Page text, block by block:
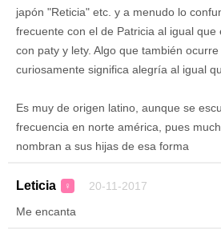
japón "Reticia" etc. y a menudo lo
frecuente con el de Patricia al igual que
con paty y lety. Algo que también
curiosamente significa alegría al igual
Es muy de origen latino, aunque se
frecuencia en norte américa, pues
nombran a sus hijas de esa forma
Leticia ♀ 20-11-2017
Me encanta